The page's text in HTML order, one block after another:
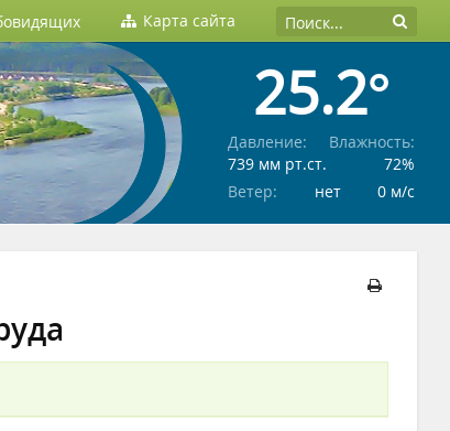
Карта сайта
25.2°
Давление:
739 мм рт.ст.
Влажность:
72%
Ветер:
нет 0 м/c